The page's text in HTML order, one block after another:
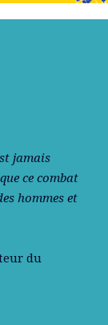
jamais
ce combat
hommes et
du